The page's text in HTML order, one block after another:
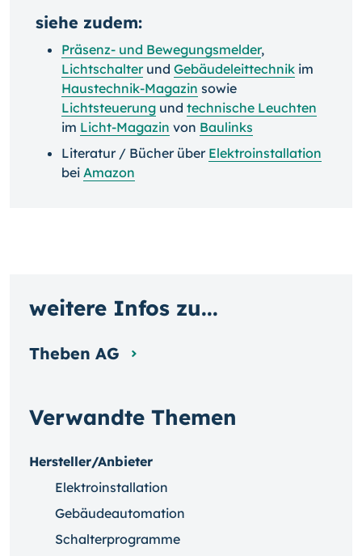
siehe zudem:
Präsenz- und Bewegungsmelder,
Lichtschalterund Gebäudeleittechnik im
Haustechnik-Magazin sowie
Lichtsteuerung und technische Leuchten
im Licht-Magazin von Baulinks
Literatur / Bücher über Elektroinstallation
bei Amazon
Verwandte Themen
Hersteller/Anbieter
Elektroinstallation
Gebäudeautomation
Schalterprogramme
weitere Infos zu...
Theben AG